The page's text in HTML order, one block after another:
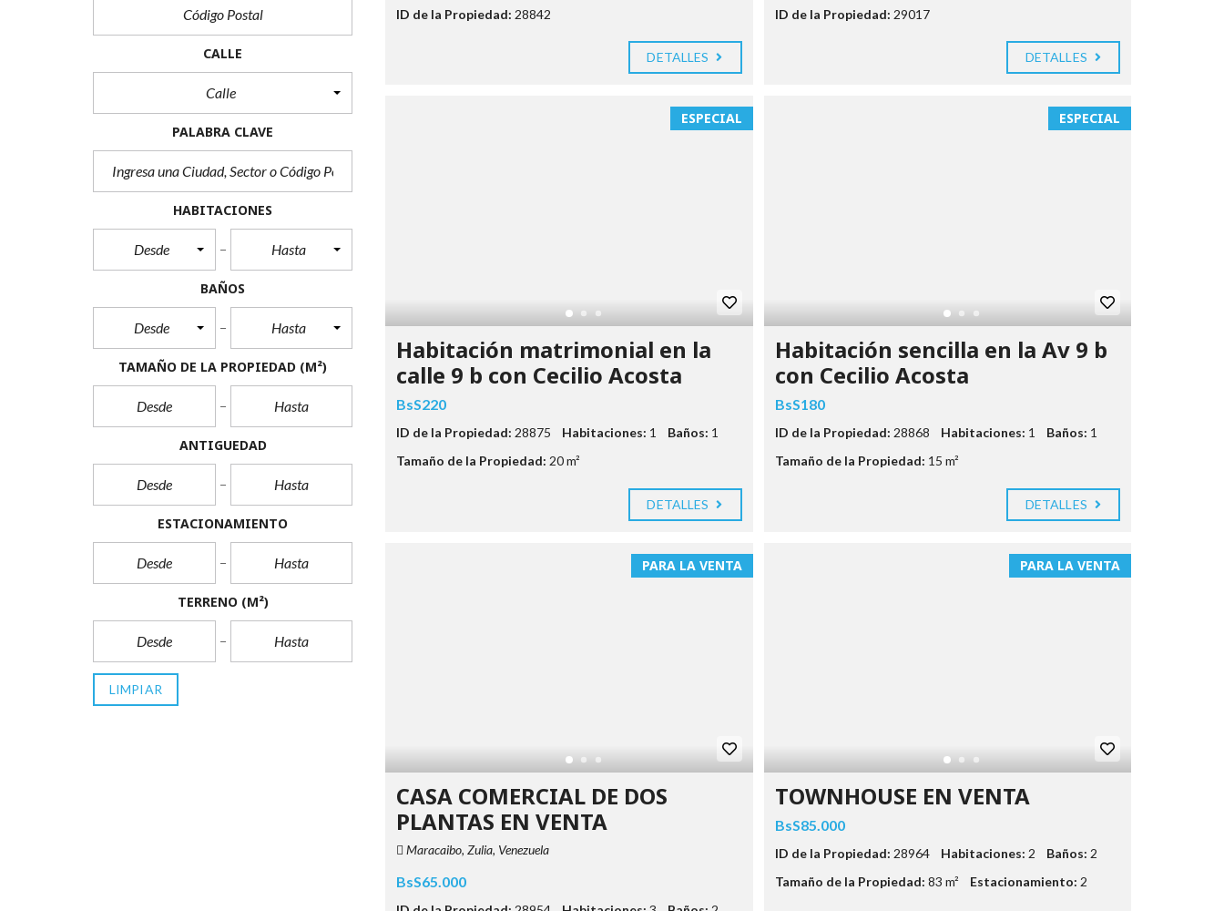
CALLE
Calle
PALABRA CLAVE
HABITACIONES
Desde Hasta
BAÑOS
Desde Hasta
TAMAÑO DE LA PROPIEDAD (M²)
ANTIGUEDAD
ESTACIONAMIENTO
TERRENO (M²)
LIMPIAR
ID de la Propiedad: 28842
DETALLES
ID de la Propiedad: 29017
DETALLES
ESPECIAL
Habitación matrimonial en la
calle 9 b con Cecilio Acosta
BsS220
ID de la Propiedad: 28875 Habitaciones: 1 Baños: 1
Tamaño de la Propiedad: 20 m²
DETALLES
ESPECIAL
Habitación sencilla en la Av 9 b
con Cecilio Acosta
BsS180
ID de la Propiedad: 28868 Habitaciones: 1 Baños: 1
Tamaño de la Propiedad: 15 m²
DETALLES
PARA LA VENTA
CASA COMERCIAL DE DOS
PLANTAS EN VENTA
Maracaibo, Zulia, Venezuela
BsS65.000
PARA LA VENTA
TOWNHOUSE EN VENTA
BsS85.000
ID de la Propiedad: 28964 Habitaciones: 2 Baños: 2
Tamaño de la Propiedad: 83 m² Estacionamiento: 2